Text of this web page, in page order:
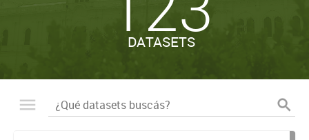
DATASETS